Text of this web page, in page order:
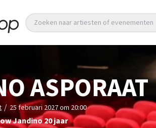
Zoeken naar artiesten of evenementen
ASPORAAT
/ 25 februari 2027 om 20:00
Jandino 20 jaar